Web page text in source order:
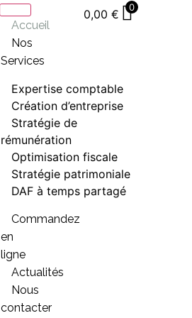
Accueil
Nos
Services
Expertise comptable
Création d’entreprise
Stratégie de
rémunération
Optimisation fiscale
Stratégie patrimoniale
DAF à temps partagé
Commandez
en
ligne
Actualités
Nous
contacter
0,00€ 0